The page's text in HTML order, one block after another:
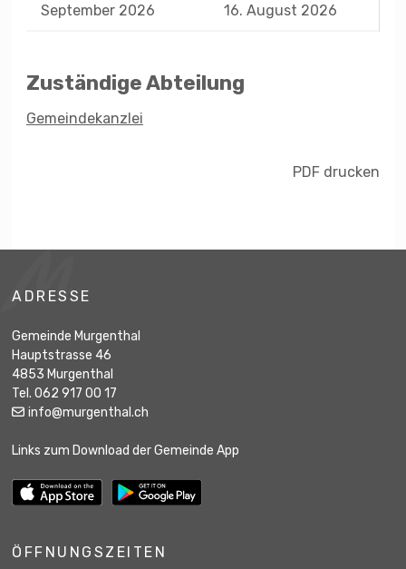
September 2026 16. August 2026
Zuständige Abteilung
Gemeindekanzlei
PDF drucken
Footer
ADRESSE
Gemeinde Murgenthal
Hauptstrasse 46
4853 Murgenthal
Tel. 062 917 00 17
info@murgenthal.ch
Links zum Download der Gemeinde App
ÖFFNUNGSZEITEN